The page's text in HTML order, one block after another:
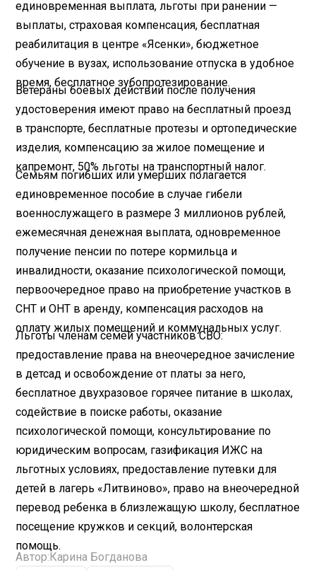
единовременная выплата, льготы при ранении —
выплаты, страховая компенсация, бесплатная
реабилитация в центре «Ясенки», бюджетное
обучение в вузах, использование отпуска в удобное
время, бесплатное зубопротезирование.
Ветераны боевых действий после получения
удостоверения имеют право на бесплатный проезд
в транспорте, бесплатные протезы и ортопедические
изделия, компенсацию за жилое помещение и
капремонт, 50% льготы на транспортный налог.
Семьям погибших или умерших полагается
единовременное пособие в случае гибели
военнослужащего в размере 3 миллионов рублей,
ежемесячная денежная выплата, одновременное
получение пенсии по потере кормильца и
инвалидности, оказание психологической помощи,
первоочередное право на приобретение участков в
СНТ и ОНТ в аренду, компенсация расходов на
оплату жилых помещений и коммунальных услуг.
Льготы членам семей участников СВО:
предоставление права на внеочередное зачисление
в детсад и освобождение от платы за него,
бесплатное двухразовое горячее питание в школах,
содействие в поиске работы, оказание
психологической помощи, консультирование по
юридическим вопросам, газификация ИЖС на
льготных условиях, предоставление путевки для
детей в лагерь «Литвиново», право на внеочередной
перевод ребенка в близлежащую школу, бесплатное
посещение кружков и секций, волонтерская
помощь.
Автор: Карина Богданова